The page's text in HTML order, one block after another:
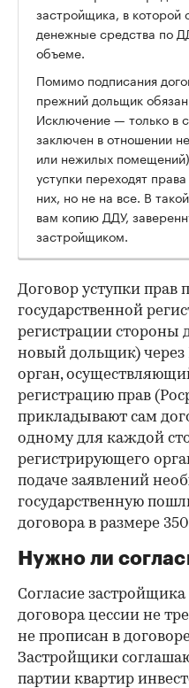
застройщика, в которой
денежные средства по
объеме.
Помимо подписания
прежний дольщик
Исключение — только в
заключен в отношении
или нежилых
уступки переходят
них, но не на все. В
вам копию ДДУ,
застройщиком.
Договор уступки прав
государственной
регистрации стороны
новый дольщик)
орган,
регистрацию прав
прикладывают сам
одному для каждой
регистрирующего
подаче заявлений
государственную
договора в размере
Нужно ли
Согласие
договора цессии не
не прописан в
Застройщики
партии квартир